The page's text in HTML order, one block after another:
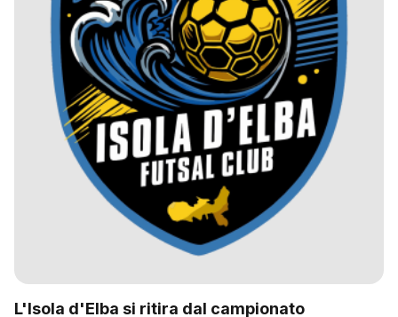
L'Isola d'Elba si ritira dal campionato